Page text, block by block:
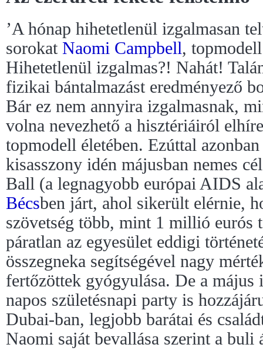
’A hónap hihetetlenül izgalmasan
sorokat Naomi Campbell,
Hihetetlenül izgalmas?! Nahát!
fizikai bántalmazást eredményező
Bár ez nem annyira izgalmasnak,
volna nevezhető a hisztériáiról
topmodell életében. Ezúttal
kisasszony idén májusban nemes
Ball (a legnagyobb európai AIDS
Bécsben járt, ahol sikerült elérnie,
szövetség több, mint 1 millió eurós
páratlan az egyesület eddigi
összegneka segítségével nagy
fertőzöttek gyógyulása. De a május
napos születésnapi party is
Dubai-ban, legjobb barátai és
Naomi saját bevallása szerint a